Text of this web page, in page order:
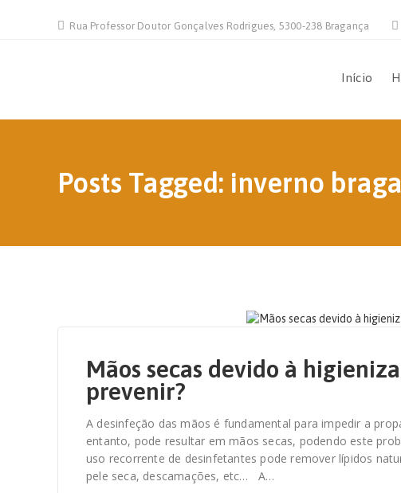
Rua Professor Doutor Gonçalves Rodrigues, 5300-238 Bragança
Início
Posts Tagged: inverno
Mãos secas devido à
prevenir?
A desinfeção das mãos é fundamental para impedir a
entanto, pode resultar em mãos secas, podendo este
uso recorrente de desinfetantes pode remover lípidos
pele seca, descamações, etc… A…